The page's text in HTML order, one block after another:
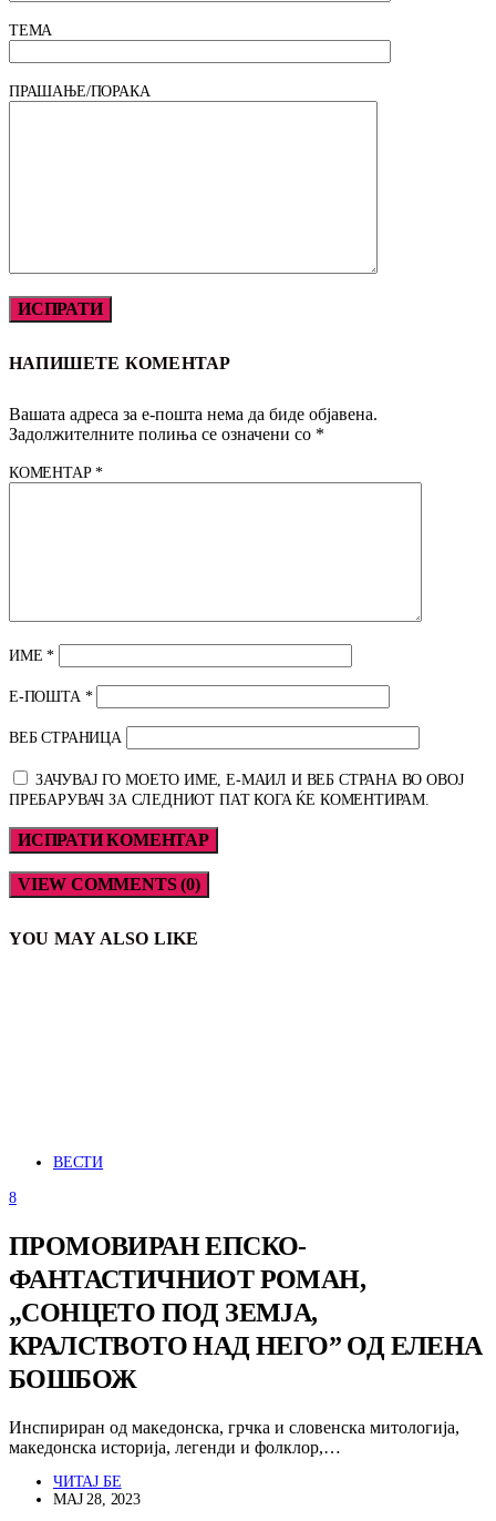
ТЕМА
ПРАШАЊЕ/ПОРАКА
НАПИШЕТЕ КОМЕНТАР
Вашата адреса за е-пошта нема да биде објавена.
Задолжителните полиња се означени со *
КОМЕНТАР*
ИМЕ*
Е-ПОШТА *
ВЕБ СТРАНИЦА
ЗАЧУВАЈ ГО МОЕТО ИМЕ, Е-МАИЛ И ВЕБ СТРАНА ВО ОВОЈ
ПРЕБАРУВАЧ ЗА СЛЕДНИОТ ПАТ КОГА ЌЕ КОМЕНТИРАМ.
VIEW COMMENTS (0)
YOU MAY ALSO LIKE
ВЕСТИ
8
ПРОМОВИРАН ЕПСКО-
ФАНТАСТИЧНИОТ РОМАН,
„СОНЦЕТО ПОД ЗЕМЈА,
КРАЛСТВОТО НАД НЕГО” ОД ЕЛЕНА
БОШБОЖ
Инспириран од македонска, грчка и словенска митологија,
македонска историја, легенди и фолклор,…
ЧИТАЈ БЕ
МАЈ 28, 2023